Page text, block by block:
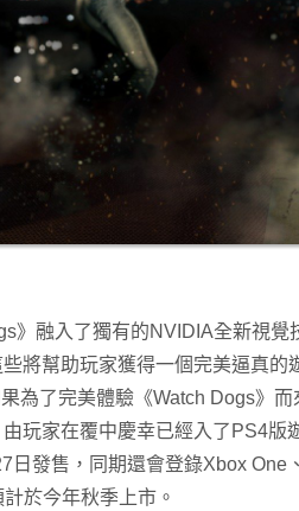
》融入了獨有的NVIDIA全新視覺
將幫助玩家獲得一個完美逼真的
為了完美體驗《Watch Dogs》
玩家在覆中慶幸已經入了PS4版
日發售，同期還會登錄Xbox One
於今年秋季上市。